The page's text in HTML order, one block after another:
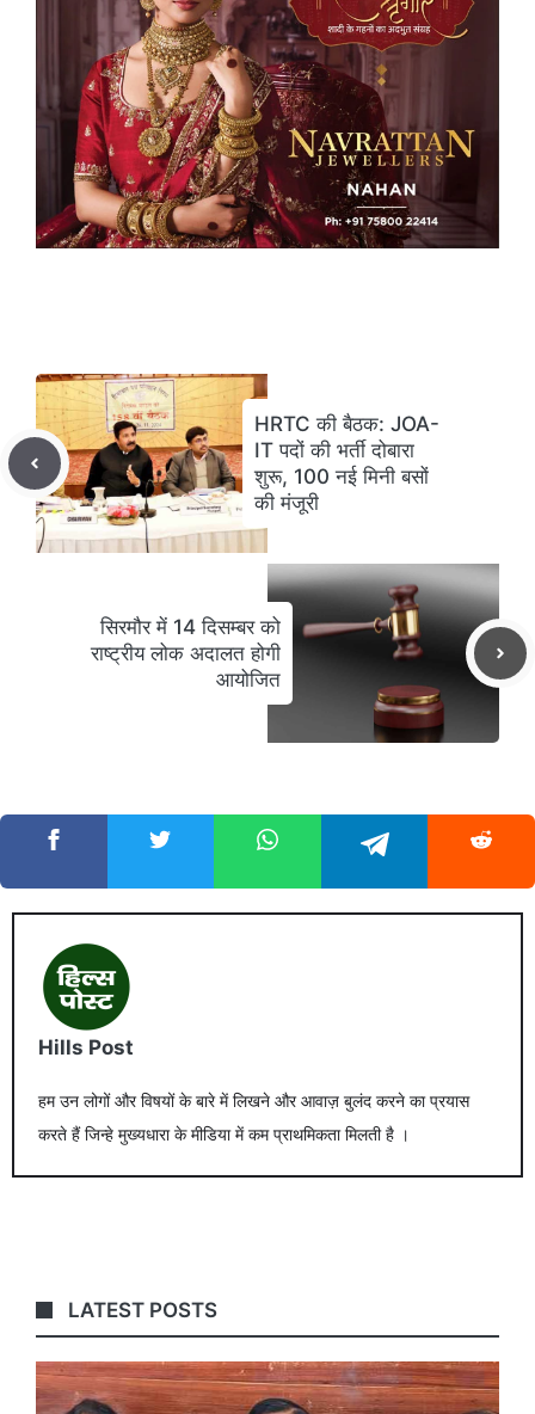
HRTC की बैठक: JOA-
IT पदों की भर्ती दोबारा
शुरू, 100 नई मिनी बसों
की मंजूरी
सिरमौर में 14 दिसम्बर को
राष्ट्रीय लोक अदालत होगी
आयोजित
Hills Post
हम उन लोगों और विषयों के बारे में लिखने और आवाज़ बुलंद करने का प्रयास
करते हैं जिन्हे मुख्यधारा के मीडिया में कम प्राथमिकता मिलती है ।
LATEST POSTS